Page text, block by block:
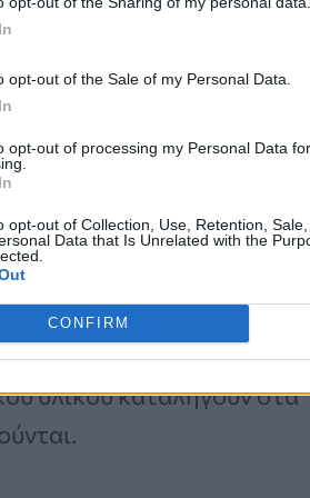
opt-out of the Sale of my Personal Data.
opt-out of processing my Personal Data
opt-out of Collection, Use, Retention,
Data that Is Unrelated with the
CONFIRM
ριζικό σύστημα.
φρούτα
τους 116 εκατομμύρια
25% του συνολικού
υλικού καταλήγουν στα